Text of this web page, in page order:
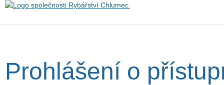
Prohlášení o